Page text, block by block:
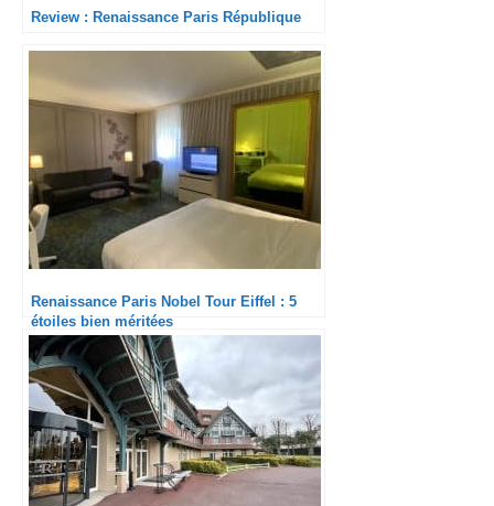
Review : Renaissance Paris République
Renaissance Paris Nobel Tour Eiffel : 5
étoiles bien méritées